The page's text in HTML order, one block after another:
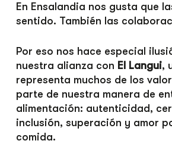
En Ensalandia nos gusta que
sentido. También las
Por eso nos hace especial
nuestra alianza con El Langui,
representa muchos de los
parte de nuestra manera de
alimentación: autenticidad,
inclusión, superación y amor
comida.